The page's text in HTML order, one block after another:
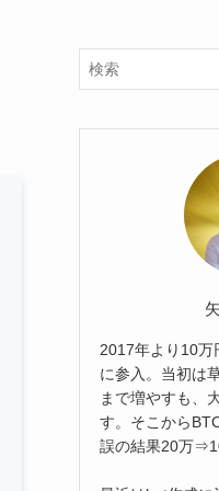
2017年より10万
に参入。当初は
まで増やすも、
す。そこから
誤の結果20万